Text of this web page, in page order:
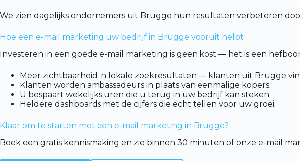
We zien dagelijks ondernemers uit Brugge hun resultaten verbeteren
Hoe een e-mail marketing uw bedrijf in Brugge vooruit helpt
Investeren in een goede e-mail marketing is geen kost — het is een
Meer zichtbaarheid in lokale zoekresultaten — klanten uit Brugge
Klanten worden ambassadeurs in plaats van eenmalige kopers.
U bespaart wekelijks uren die u terug in uw bedrijf kan steken.
Heldere dashboards met de cijfers die echt tellen voor uw groei.
Klaar om te starten met een e-mail marketing in Brugge?
Boek een gratis kennismaking en zie binnen 30 minuten of onze e-mail